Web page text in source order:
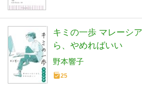
キミの一歩 マレーシ
ら、やめればいい
野本響子
25